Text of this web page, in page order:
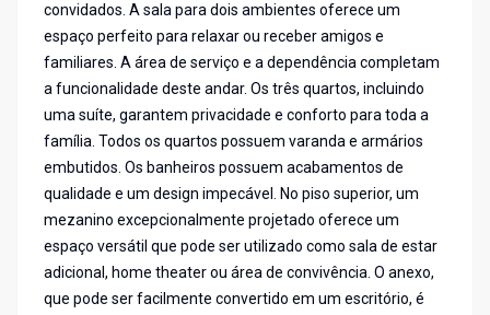
convidados. A sala para dois ambientes oferece um
espaço perfeito para relaxar ou receber amigos e
familiares. A área de serviço e a dependência completam
a funcionalidade deste andar. Os três quartos, incluindo
uma suíte, garantem privacidade e conforto para toda a
família. Todos os quartos possuem varanda e armários
embutidos. Os banheiros possuem acabamentos de
qualidade e um design impecável. No piso superior, um
mezanino excepcionalmente projetado oferece um
espaço versátil que pode ser utilizado como sala de estar
adicional, home theater ou área de convivência. O anexo,
que pode ser facilmente convertido em um escritório, é